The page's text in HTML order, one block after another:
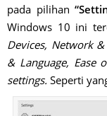
pada pilihan
Windows 10 ini
Devices, Network
& Language, Ease
settings. Seperti